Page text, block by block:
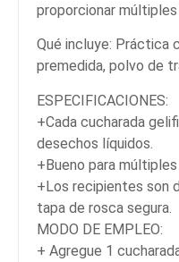
proporcionar múltiples
Qué incluye: Práctica
premedida, polvo de
ESPECIFICACIONES:
+Cada cucharada
desechos líquidos.
+Bueno para múltiples
+Los recipientes son
tapa de rosca segura.
MODO DE EMPLEO:
+ Agregue 1